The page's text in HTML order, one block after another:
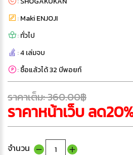
:Maki ENJOJI
:ทั่วไป
:4 เล่มจบ
:ซื้อแล้วได้ 32 บีพอยท์
ราคาเต็ม: 360.00฿
ราคาหน้าเว็บ ลด
จำนวน